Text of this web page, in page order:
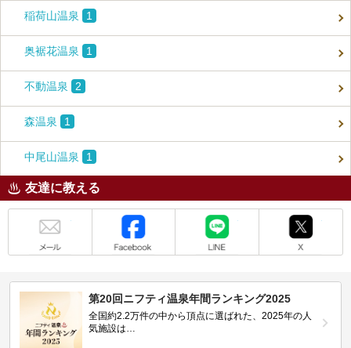
稲荷山温泉 1
奥裾花温泉 1
不動温泉 2
森温泉 1
中尾山温泉 1
友達に教える
第20回ニフティ温泉年間ランキング2025
全国約2.2万件の中から頂点に選ばれた、2025年の人
気施設は…